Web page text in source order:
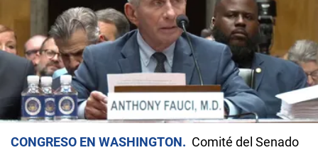
CONGRESO EN WASHINGTON
Comité del Senado